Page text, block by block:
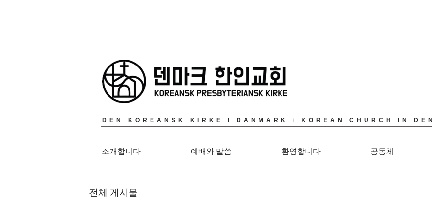
DEN KOREANSK KIRKE I DANMARK / KOREAN CHURCH IN
소개합니다 예배와 말씀 환영합니다 공동체
전체 게시물